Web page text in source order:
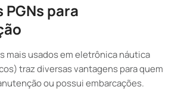
para
mais usados em eletrônica náutica
traz diversas vantagens para quem
ou possui embarcações.